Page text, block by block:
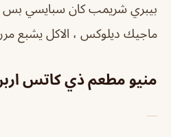
بيبري شريمب كان سبايسي بس
ماجيك ديلوكس ، الاكل يشبع
منيو مطعم ذي كاتس